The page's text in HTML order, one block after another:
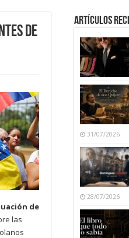
de
de
las
Artículos
31/07/2026
28/07/2026